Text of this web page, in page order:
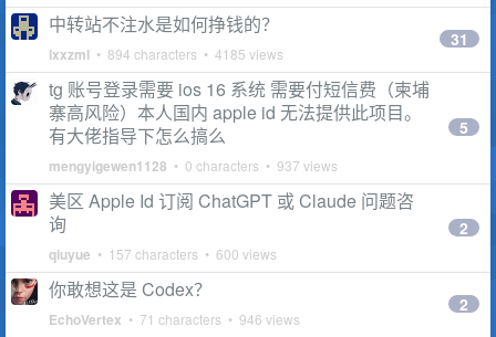
中转站不注水是如何挣钱的？
lxxzml • 894 characters • 4185 views
31
tg 账号登录需要 ios 16 系统 需要付短信费（柬埔
寨高风险）本人国内 apple id 无法提供此项目。
有大佬指导下怎么搞么
mengyigewen1128 • 0 characters • 937 views
5
美区 Apple Id 订阅 ChatGPT 或 Claude 问题咨
询
qiuyue • 157 characters • 600 views
2
你敢想这是 Codex？
EchoVertex • 71 characters • 946 views
2